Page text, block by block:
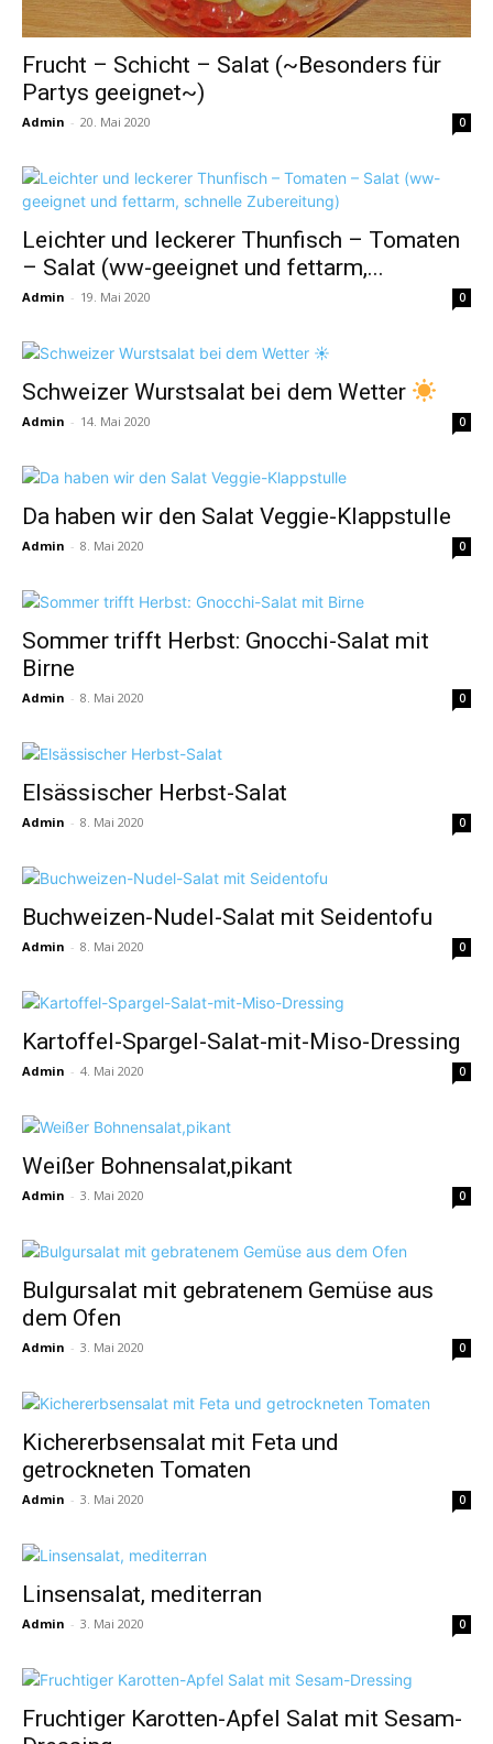
Frucht – Schicht – Salat (~Besonders für
Partys geeignet~)
Admin - 20. Mai 2020 0
Leichter und leckerer Thunfisch – Tomaten
– Salat (ww-geeignet und fettarm,...
Admin - 19. Mai 2020 0
Schweizer Wurstsalat bei dem Wetter
Admin - 14. Mai 2020 0
Da haben wir den Salat Veggie-Klappstulle
Admin - 8. Mai 2020 0
Sommer trifft Herbst: Gnocchi-Salat mit
Birne
Admin - 8. Mai 2020 0
Elsässischer Herbst-Salat
Admin - 8. Mai 2020 0
Buchweizen-Nudel-Salat mit Seidentofu
Admin - 8. Mai 2020 0
Kartoffel-Spargel-Salat-mit-Miso-Dressing
Admin - 4. Mai 2020 0
Weißer Bohnensalat,pikant
Admin - 3. Mai 2020 0
Bulgursalat mit gebratenem Gemüse aus
dem Ofen
Admin - 3. Mai 2020 0
Kichererbsensalat mit Feta und
getrockneten Tomaten
Admin - 3. Mai 2020 0
Linsensalat, mediterran
Admin - 3. Mai 2020 0
Fruchtiger Karotten-Apfel Salat mit Sesam-